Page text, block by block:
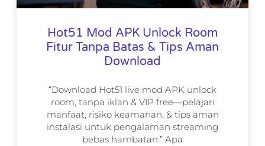
Hot51 Mod APK Unlock Room
Fitur Tanpa Batas & Tips Aman
Download
“Download Hot51 live mod APK unlock
room, tanpa iklan & VIP free—pelajari
manfaat, risiko keamanan, & tips aman
instalasi untuk pengalaman streaming
bebas hambatan.” Apa